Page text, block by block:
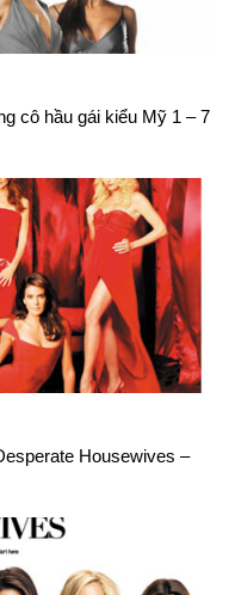
cô hầu gái kiểu Mỹ 1 – 7
Housewives –